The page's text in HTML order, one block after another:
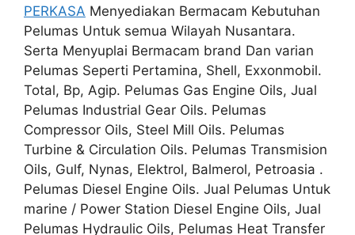
PERKASA Menyediakan Bermacam Kebutuhan
Pelumas Untuk semua Wilayah Nusantara.
Serta Menyuplai Bermacam brand Dan varian
Pelumas Seperti Pertamina, Shell, Exxonmobil.
Total, Bp, Agip. Pelumas Gas Engine Oils, Jual
Pelumas Industrial Gear Oils. Pelumas
Compressor Oils, Steel Mill Oils. Pelumas
Turbine & Circulation Oils. Pelumas Transmision
Oils, Gulf, Nynas, Elektrol, Balmerol, Petroasia .
Pelumas Diesel Engine Oils. Jual Pelumas Untuk
marine / Power Station Diesel Engine Oils, Jual
Pelumas Hydraulic Oils, Pelumas Heat Transfer